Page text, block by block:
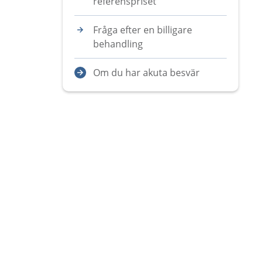
Fråga efter en billigare
behandling
Om du har akuta besvär